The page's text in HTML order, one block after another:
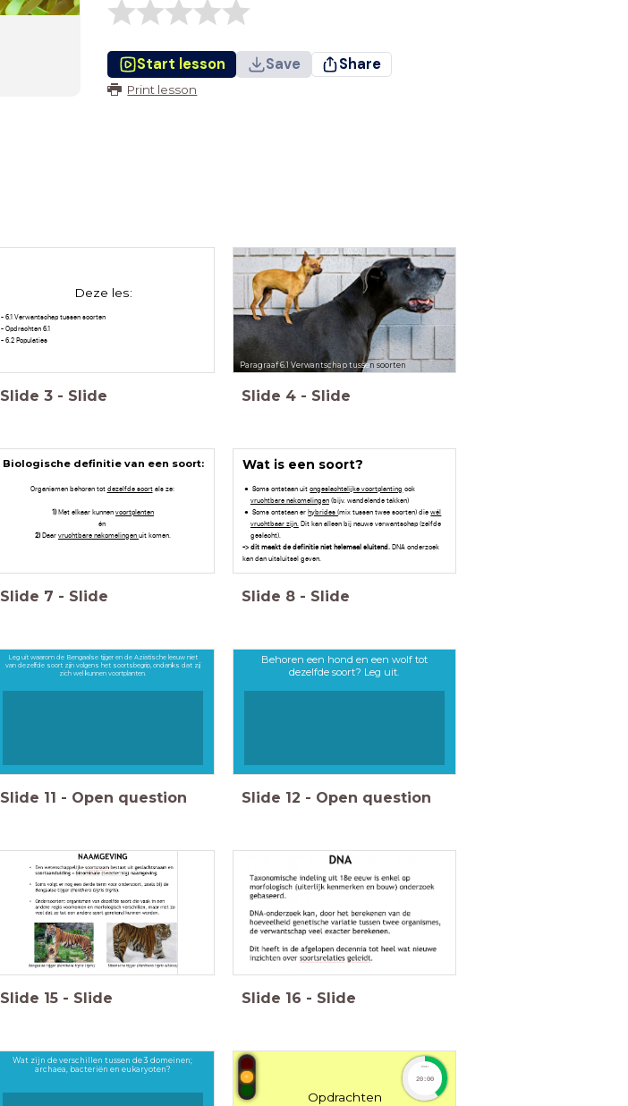
Start lesson Save Share
Print lesson
Deze les:
- 6.1 Verwantschap tussen soorten
- Opdrachten 6.1
- 6.2 Populaties
Slide 3 - Slide
Paragraaf 6.1 Verwantschap tussen soorten
Slide 4 - Slide
Biologische definitie van een soort:
Organismen behoren tot dezelfde soortals ze:
1)Met elkaar kunnen voortplanten
én
2)Daar vruchtbare nakomelingen uit komen.
Slide 7 - Slide
Wat is een soort?
Soms ontstaan uitongeslachtelijke voortplanting ook
vruchtbare nakomelingen(bijv. wandelende takken)
Soms ontstaan erhybrides (mix tussen twee soorten) diewél
vruchtbaar zijn. Dit kan alleen bij nauwe verwantschap (zelfde
geslacht).
-> dit maakt de definitie niet helemaal sluitend.DNA onderzoek
kan dan uitsluitsel geven.
Slide 8 - Slide
Leg uit waarom de Bengaalse tijger en de Aziatische leeuw niet
van dezelfde soort zijn volgens het soortsbegrip, ondanks dat zij
zich wel kunnen voortplanten.
Slide 11 - Open question
Behoren een hond en een wolf tot
dezelfde soort? Leg uit.
Slide 12 - Open question
Slide 15 - Slide Slide 16 - Slide
Wat zijn de verschillen tussen de 3 domeinen;
archaea, bacteriën en eukaryoten?
Opdrachten
timer
20:00